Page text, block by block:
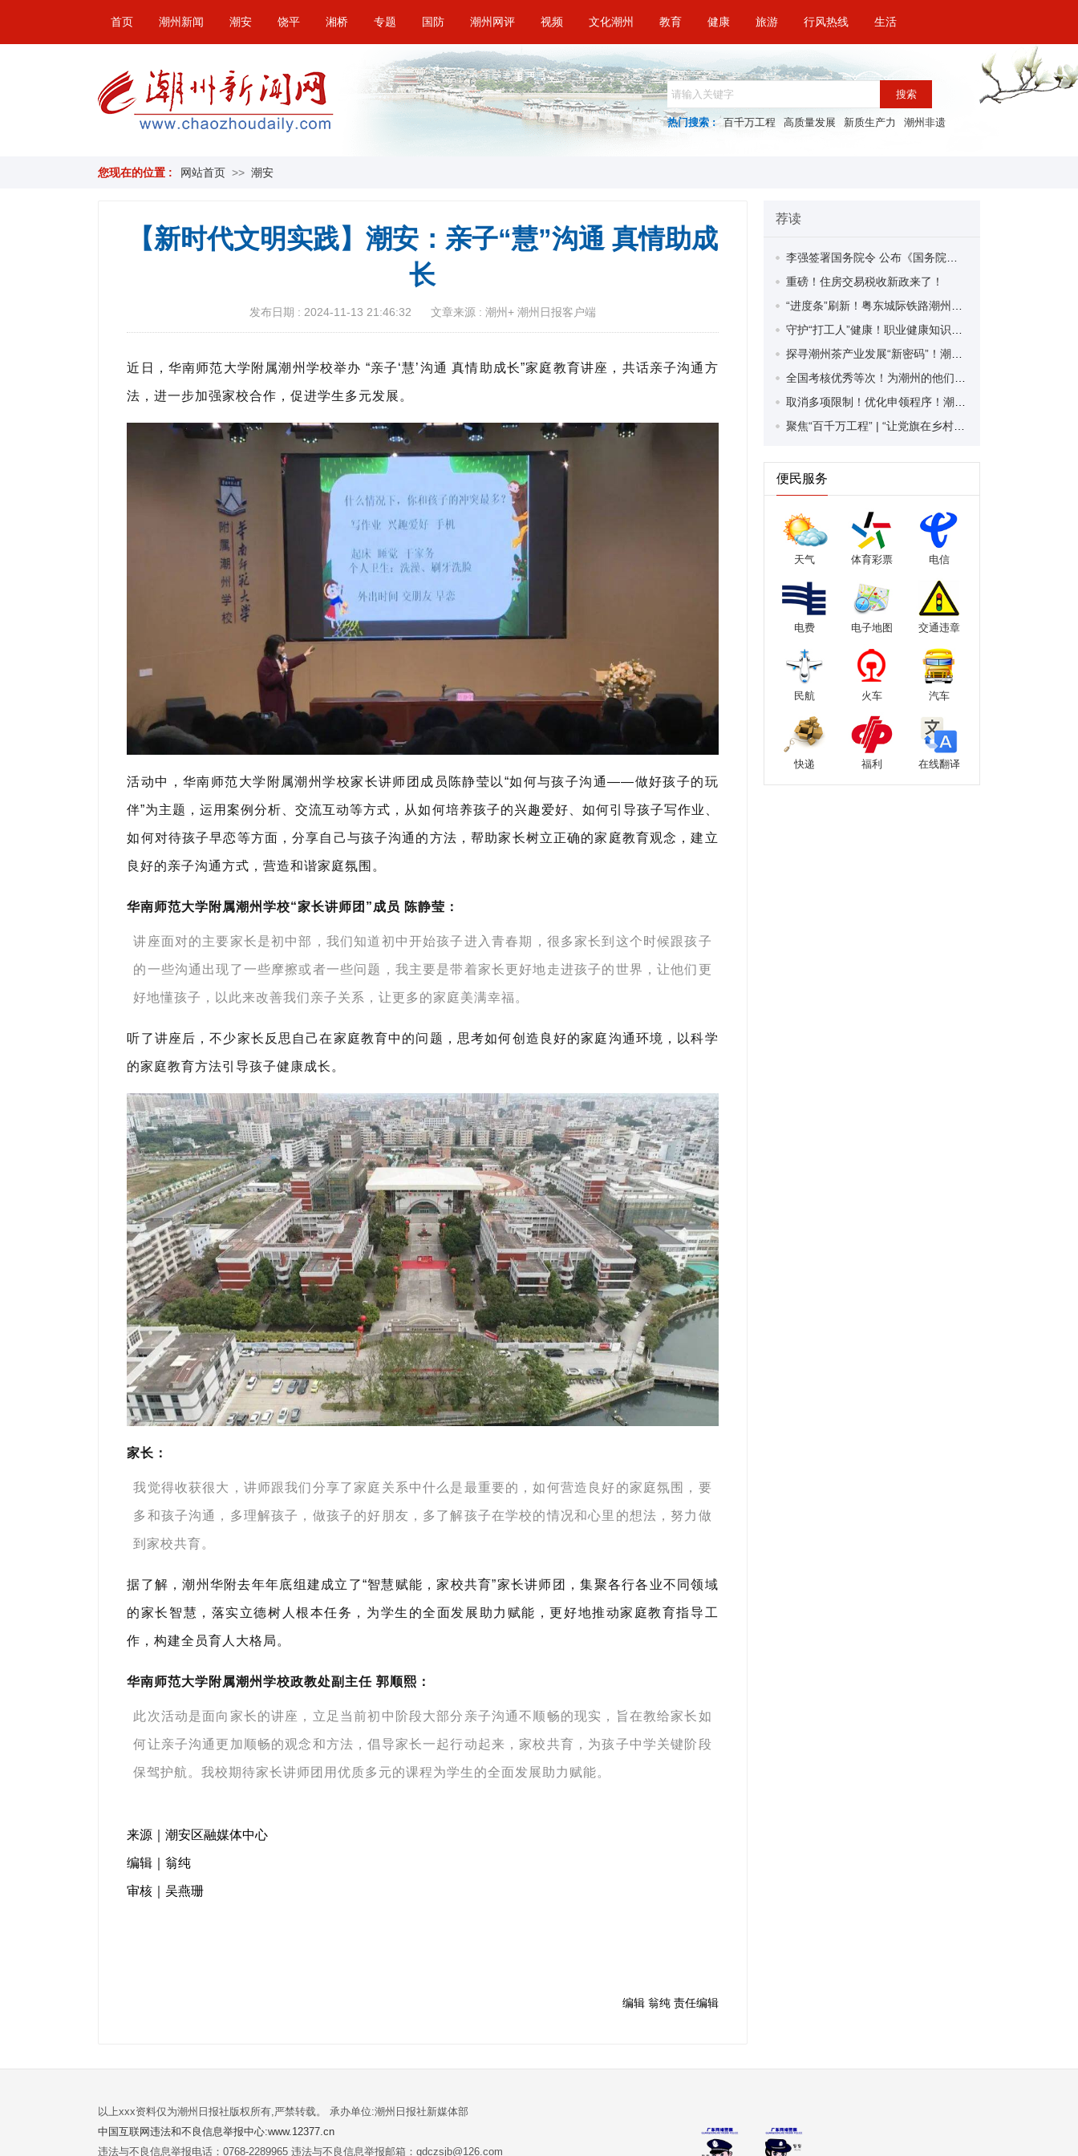
首页 潮州新闻 潮安 饶平 湘桥 专题 国防 潮州网评 视频 文化潮州 教育 健康 旅游 行风热线 生活
搜索
热门搜索 : 百千万工程 高质量发展 新质生产力 潮州非遗
您现在的位置 : 网站首页 >> 潮安
【新时代文明实践】潮安：亲子“慧”沟通 真情助成
长
发布日期 : 2024-11-13 21:46:32 文章来源 : 潮州+ 潮州日报客户端
近日，华南师范大学附属潮州学校举办 “亲子‘慧’沟通 真情助成长”家庭教育讲座，共话亲子沟通方
法，进一步加强家校合作，促进学生多元发展。
活动中，华南师范大学附属潮州学校家长讲师团成员陈静莹以“如何与孩子沟通——做好孩子的玩
伴”为主题，运用案例分析、交流互动等方式，从如何培养孩子的兴趣爱好、如何引导孩子写作业、
如何对待孩子早恋等方面，分享自己与孩子沟通的方法，帮助家长树立正确的家庭教育观念，建立
良好的亲子沟通方式，营造和谐家庭氛围。
华南师范大学附属潮州学校“家长讲师团”成员 陈静莹：
讲座面对的主要家长是初中部，我们知道初中开始孩子进入青春期，很多家长到这个时候跟孩子
的一些沟通出现了一些摩擦或者一些问题，我主要是带着家长更好地走进孩子的世界，让他们更
好地懂孩子，以此来改善我们亲子关系，让更多的家庭美满幸福。
听了讲座后，不少家长反思自己在家庭教育中的问题，思考如何创造良好的家庭沟通环境，以科学
的家庭教育方法引导孩子健康成长。
家长：
我觉得收获很大，讲师跟我们分享了家庭关系中什么是最重要的，如何营造良好的家庭氛围，要
多和孩子沟通，多理解孩子，做孩子的好朋友，多了解孩子在学校的情况和心里的想法，努力做
到家校共育。
据了解，潮州华附去年年底组建成立了“智慧赋能，家校共育”家长讲师团，集聚各行各业不同领域
的家长智慧，落实立德树人根本任务，为学生的全面发展助力赋能，更好地推动家庭教育指导工
作，构建全员育人大格局。
华南师范大学附属潮州学校政教处副主任 郭顺熙：
此次活动是面向家长的讲座，立足当前初中阶段大部分亲子沟通不顺畅的现实，旨在教给家长如
何让亲子沟通更加顺畅的观念和方法，倡导家长一起行动起来，家校共育，为孩子中学关键阶段
保驾护航。我校期待家长讲师团用优质多元的课程为学生的全面发展助力赋能。
来源｜潮安区融媒体中心
编辑｜翁纯
审核｜吴燕珊
编辑 翁纯 责任编辑
荐读
重磅！住房交易税收新政来了！
便民服务
天气 体育彩票 电信
电费 电子地图 交通违章
民航 火车 汽车
快递 福利 在线翻译
以上xxx资料仅为潮州日报社版权所有,严禁转载。 承办单位:潮州日报社新媒体部
中国互联网违法和不良信息举报中心:www.12377.cn
违法与不良信息举报电话：0768-2289965 违法与不良信息举报邮箱：gdczsjb@126.com